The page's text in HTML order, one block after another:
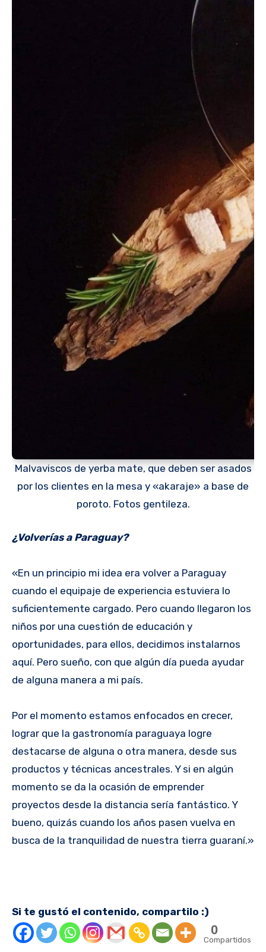
Malvaviscos de yerba mate, que deben ser asados
por los clientes en la mesa y «akaraje» a base de
poroto. Fotos gentileza.
¿Volverías a Paraguay?
«En un principio mi idea era volver a Paraguay
cuando el equipaje de experiencia estuviera lo
suficientemente cargado. Pero cuando llegaron los
niños por una cuestión de educación y
oportunidades, para ellos, decidimos instalarnos
aquí. Pero sueño, con que algún día pueda ayudar
de alguna manera a mi país.
Por el momento estamos enfocados en crecer,
lograr que la gastronomía paraguaya logre
destacarse de alguna o otra manera, desde sus
productos y técnicas ancestrales. Y si en algún
momento se da la ocasión de emprender
proyectos desde la distancia sería fantástico. Y
bueno, quizás cuando los años pasen vuelva en
busca de la tranquilidad de nuestra tierra guaraní.»
Si te gustó el contenido, compartilo :)
0
Compartidos